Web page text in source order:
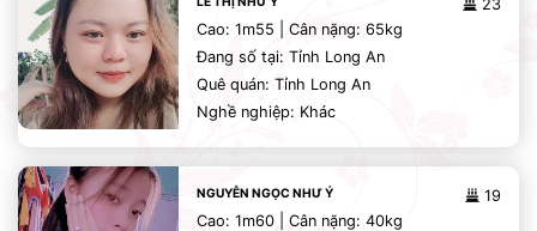
23
Cao: 1m55 | Cân nặng: 65kg
Đang số tại: Tỉnh Long An
Quê quán: Tỉnh Long An
Nghề nghiệp: Khác
19
NGUYỄN NGỌC NHƯ Ý
Cao: 1m60 | Cân nặng: 40kg